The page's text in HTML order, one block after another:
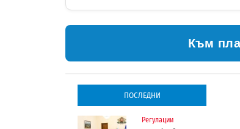
Към
ПОСЛЕДНИ
Регулации
Инфраструктура
Инфраструктура